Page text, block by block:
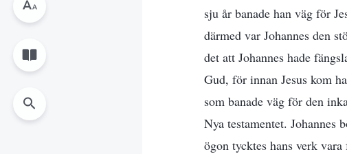
sju år banade han väg för
därmed var Johannes den
det att Johannes hade
Gud, för innan Jesus kom
som banade väg för den
Nya testamentet.
ögon tycktes hans verk